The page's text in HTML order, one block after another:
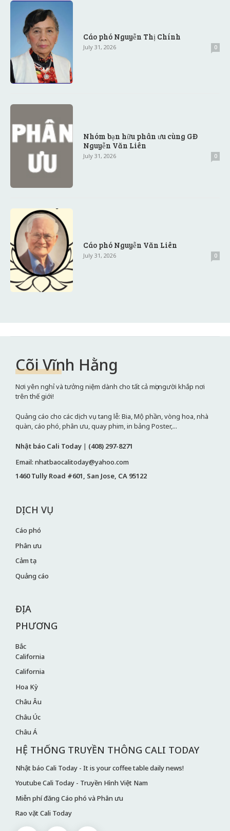
Cáo phó Nguyễn Thị Chính
July 31, 2026 0
Nhóm bạn hữu phân ưu cùng GĐ
Nguyễn Văn Liên
July 31, 2026 0
Cáo phó Nguyễn Văn Liên
July 31, 2026 0
Cõi Vĩnh Hằng
Nơi yên nghỉ và tưởng niệm dành cho tất cả mọi người khắp nơi
trên thế giới!
Quảng cáo cho các dịch vụ tang lễ: Bia, Mộ phần, vòng hoa, nhà
quàn, cáo phó, phân ưu, quay phim, in bảng Poster,...
Nhật báo Cali Today | (408) 297-8271
Email: nhatbaocalitoday@yahoo.com
1460 Tully Road #601, San Jose, CA 95122
DỊCH VỤ
Cáo phó
Phân ưu
Cảm tạ
Quảng cáo
ĐỊA
PHƯƠNG
Bắc
California
California
Hoa Kỳ
Châu Âu
Châu Úc
Châu Á
HỆ THỐNG TRUYỀN THÔNG CALI TODAY
Nhật báo Cali Today - It is your coffee table daily news!
Youtube Cali Today - Truyền Hình Việt Nam
Miễn phí đăng Cáo phó và Phân ưu
Rao vặt Cali Today